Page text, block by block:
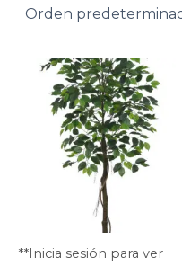
**Inicia sesión para ver